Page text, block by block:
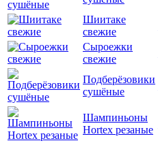
Шиитаке
свежие
Сыроежки
свежие
Подберёзовики
сушёные
Шампиньоны
Hortex резаные